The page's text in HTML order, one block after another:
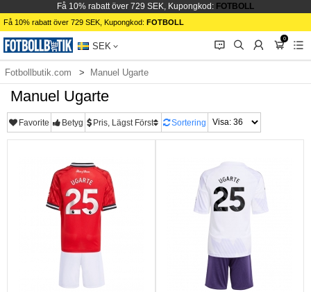
Få 10% rabatt över 729 SEK, Kupongkod: FOTBOLL
Få 10% rabatt över 729 SEK, Kupongkod: FOTBOLL
SEK 󰂱 󰂨 󰃳
0
󰃦 󰃖
Fotbollbutik.com Manuel Ugarte
Manuel Ugarte
Favorite Betyg Pris, Lägst Först Sortering